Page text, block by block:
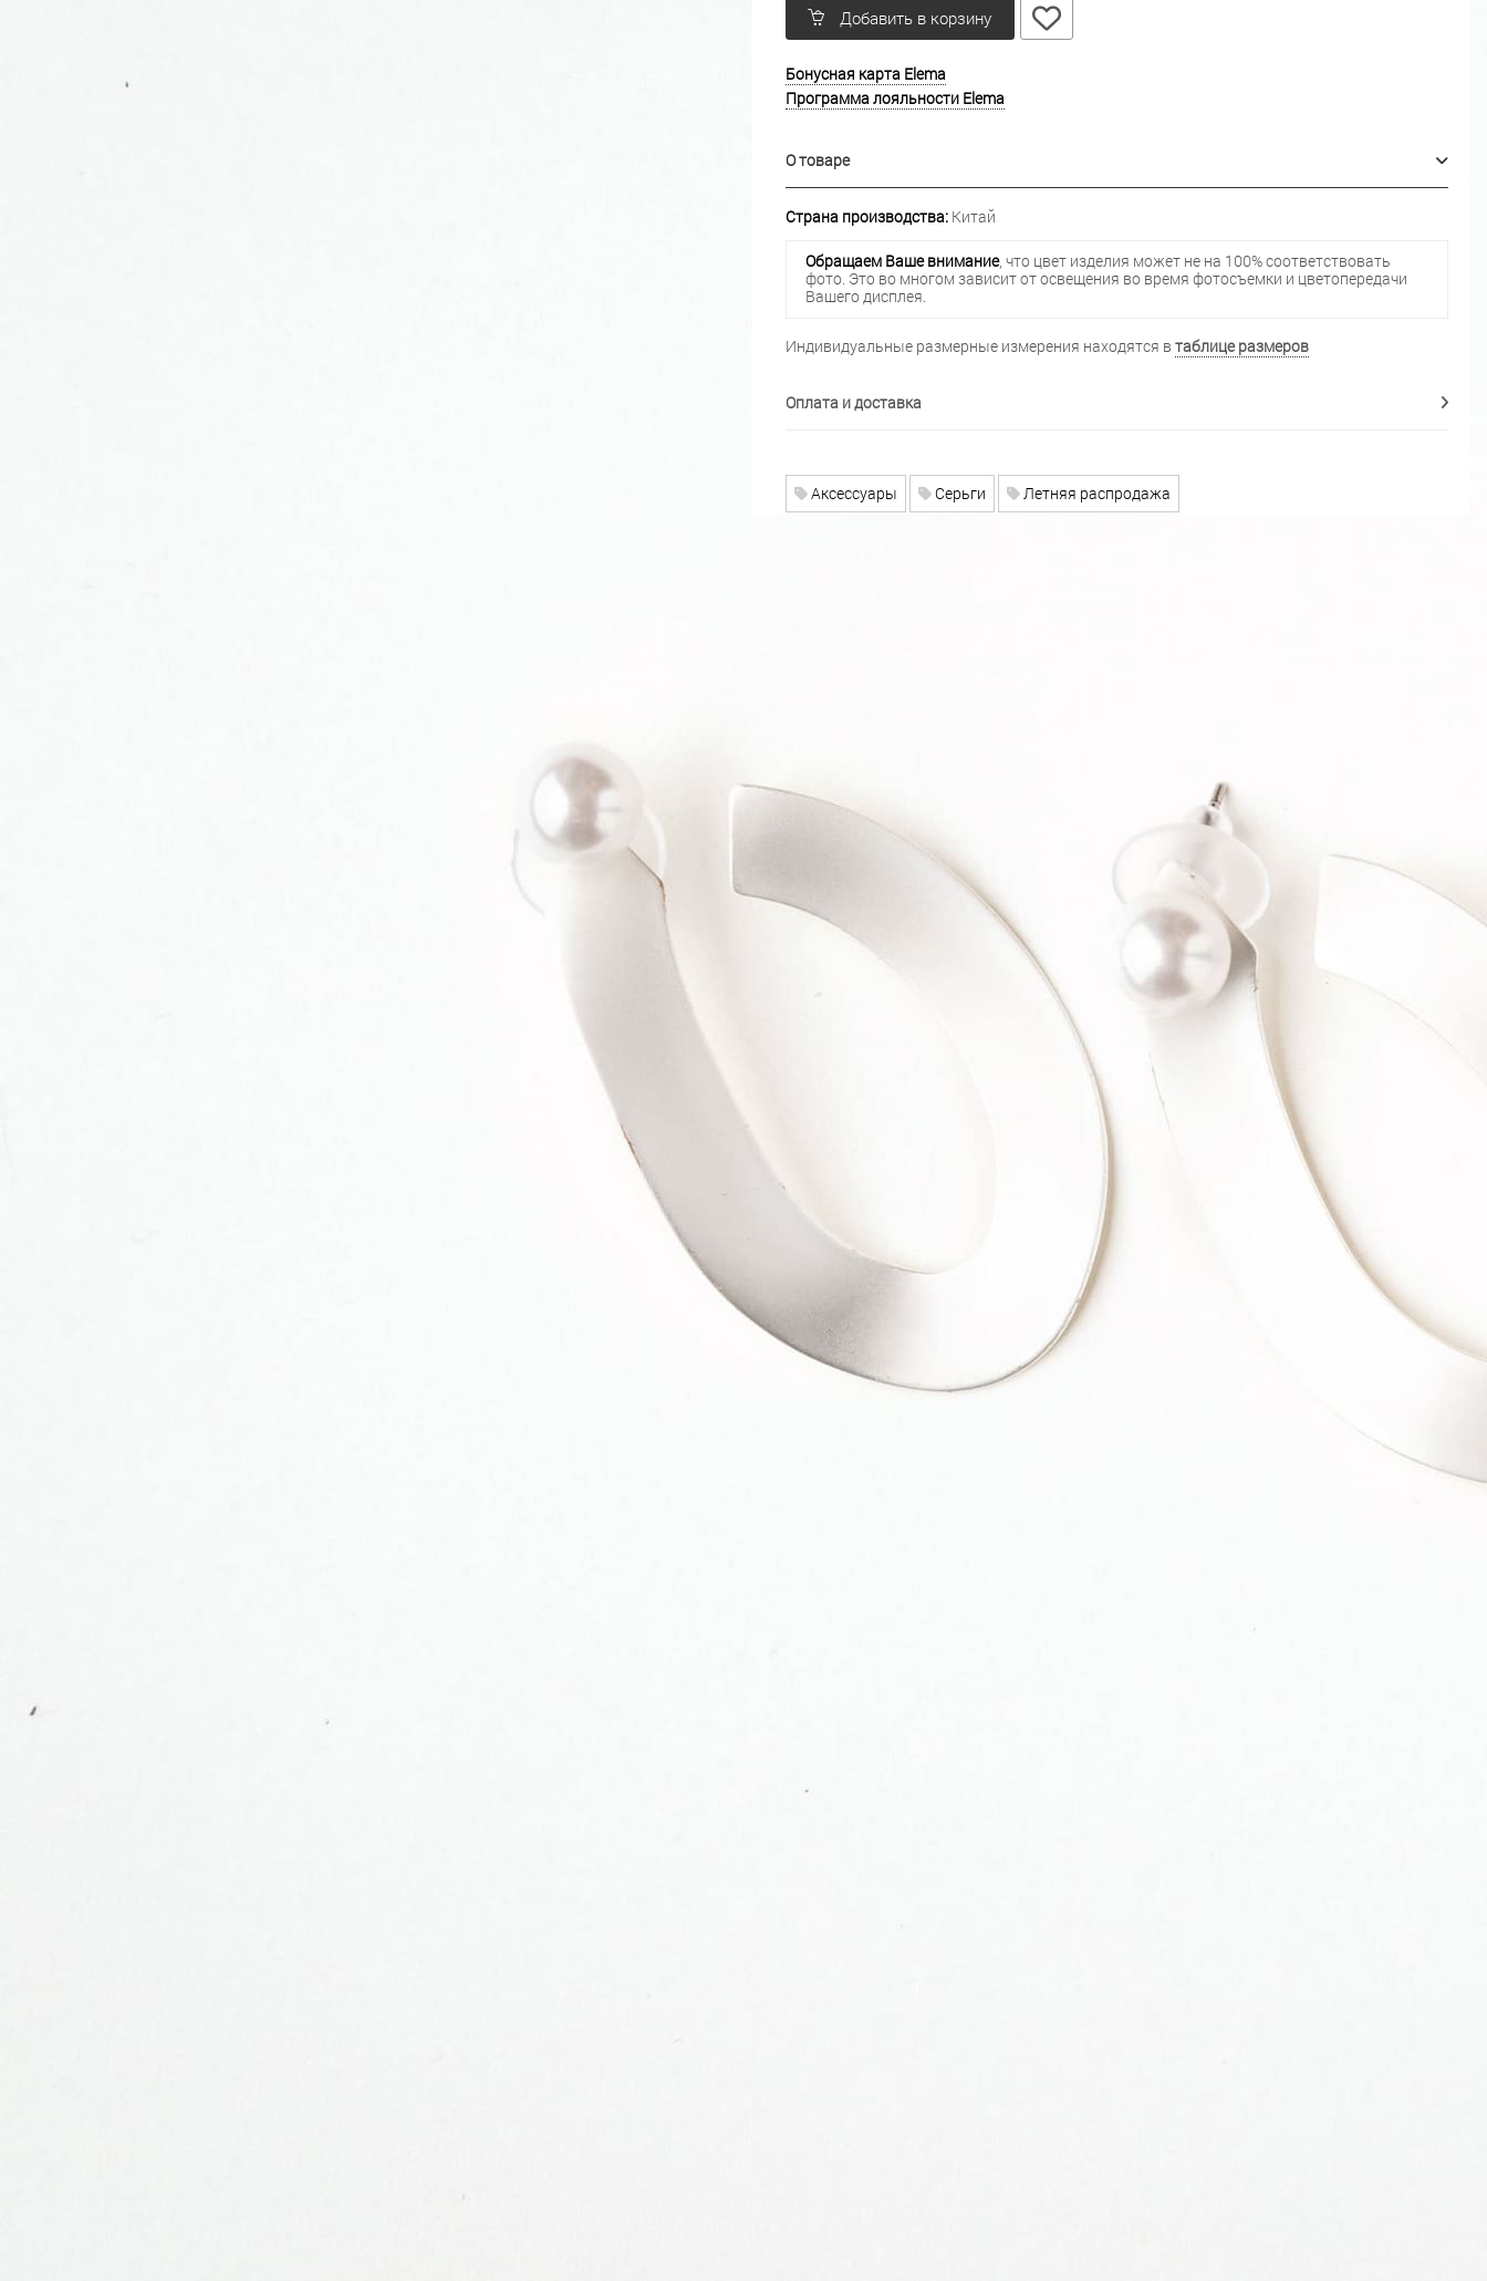
Добавить в корзину
Бонусная карта Elema
Программа лояльности Elema
О товаре
Страна производства:Китай
Обращаем Ваше внимание, что цвет изделия может не на 100% соответствовать
фото. Это во многом зависит от освещения во время фотосъемки и цветопередачи
Вашего дисплея.
Индивидуальные размерные измерения находятся в таблице размеров
Оплата и доставка
Аксессуары Серьги Летняя распродажа